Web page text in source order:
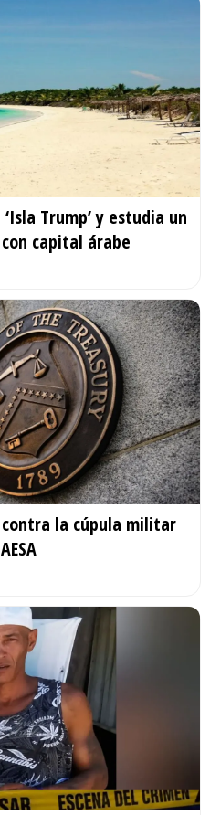
Trump’ y estudia un
capital árabe
contra la cúpula militar